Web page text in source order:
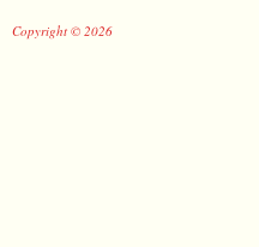
Copyright © 2026